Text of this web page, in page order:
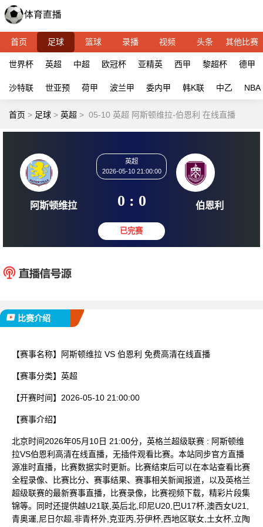
首页 足球 篮球 录播 视频 头条 其他比赛
世界杯 英超 中超 欧冠杯 亚精英 西甲 黎超杯 德甲
沙特联 世亚预 荷甲 波兰甲 委内甲 韩K联 中乙 NBA
首页 > 足球 > 英超 > 05-10 英超 阿斯顿维拉-伯恩利 在线直播
阿斯顿维拉
2026-05-10 21:00:00
0 : 0 伯
比赛介绍
【赛事名称】 阿斯顿维拉 VS 伯恩利 免费高清在线直播
【赛事分类】 英超
【开赛时间】 2026-05-10 21:00:00
【赛事介绍】
北京时间2026年05月10日 21:00分，英格兰超级联赛 : 阿斯顿维
拉VS伯恩利高清在线直播，无插件观看比赛。本站同步官方直播
源准时直播，比赛数据实时更新。比赛结束后可以在本站查看比赛
全程录像、比赛比分、赛事结果、赛事相关新闻报道，以及英格兰
超级联赛的最新赛事直播，比赛录像，比赛视频下载，精彩片段集
锦等。同时还提供越U21联,英后北,印尼U20,巴U17杯,澳西女U21,
青奥運,尼日尔超,非青杯外,克亚丙,芬伊杯,西地区联女,土女杯,立陶